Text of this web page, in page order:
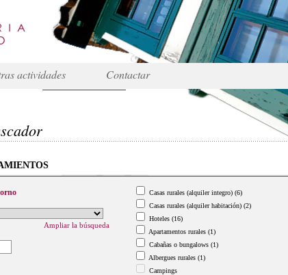
actividades Contactar
Ampliar la búsqueda
Casas rurales (alquiler integro) (6)
Casas rurales (alquiler habitación) (2)
Hoteles (16)
Apartamentos rurales (1)
Cabañas o bungalows (1)
Albergues rurales (1)
Campings